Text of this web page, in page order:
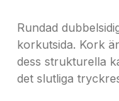
Rundad
korkutsida. Kork
dess strukturella
det slutliga